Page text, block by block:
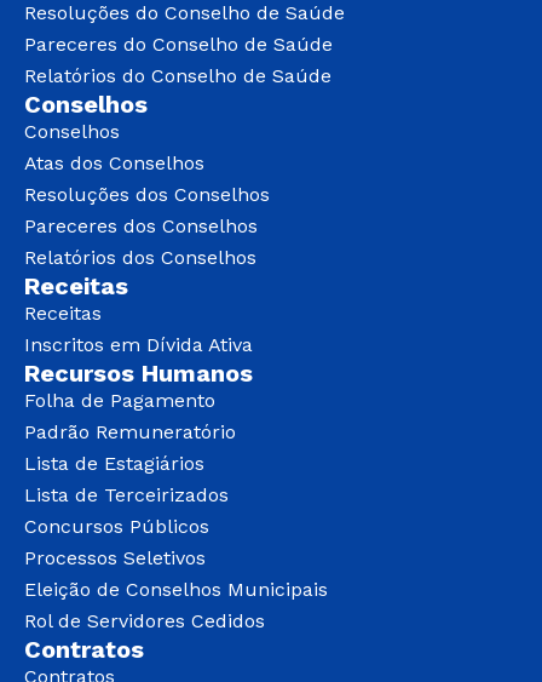
Resoluções do Conselho de Saúde
Pareceres do Conselho de Saúde
Relatórios do Conselho de Saúde
Conselhos
Conselhos
Atas dos Conselhos
Resoluções dos Conselhos
Pareceres dos Conselhos
Relatórios dos Conselhos
Receitas
Receitas
Inscritos em Dívida Ativa
Recursos Humanos
Folha de Pagamento
Padrão Remuneratório
Lista de Estagiários
Lista de Terceirizados
Concursos Públicos
Processos Seletivos
Eleição de Conselhos Municipais
Rol de Servidores Cedidos
Contratos
Contratos